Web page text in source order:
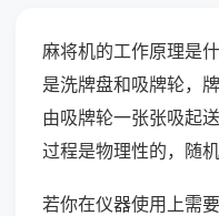
麻将机的工作原理是
是洗牌盘和吸牌轮，
由吸牌轮一张张吸起
过程是物理性的，随机
若你在仪器使用上需